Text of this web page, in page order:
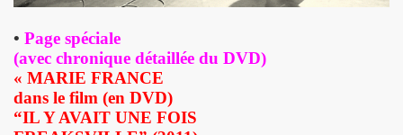
• Page spéciale
(avec chronique détaillée du DVD)
« MARIE FRANCE
dans le film (en DVD)
“IL Y AVAIT UNE FOIS
le 26 aout 2023 a Luzarches (95) et le 16
2023 par la troupe SAYNETE ET SANS BAVURE au